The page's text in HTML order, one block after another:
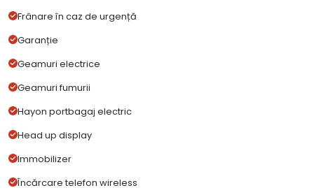
Frânare în caz de urgență
Garanție
Geamuri electrice
Geamuri fumurii
Hayon portbagaj electric
Head up display
Immobilizer
Încărcare telefon wireless